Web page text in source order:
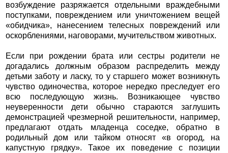
возбуждение разряжается отдельными враждебными
поступками, повреждением или уничтожением вещей
«обидчика», нанесением телесных повреждений или
оскорблениями, наговорами, мучительством животных.
Если при рождении брата или сестры родители не
догадались должным образом распределить между
детьми заботу и ласку, то у старшего может возникнуть
чувство одиночества, которое нередко преследует его
всю последующую жизнь. Возникающее чувство
неуверенности дети обычно стараются заглушить
демонстрацией чрезмерной решительности, например,
предлагают отдать младенца соседке, обратно в
родильный дом или тайком относят «в огород, на
капустную грядку». Такое их поведение с позиции